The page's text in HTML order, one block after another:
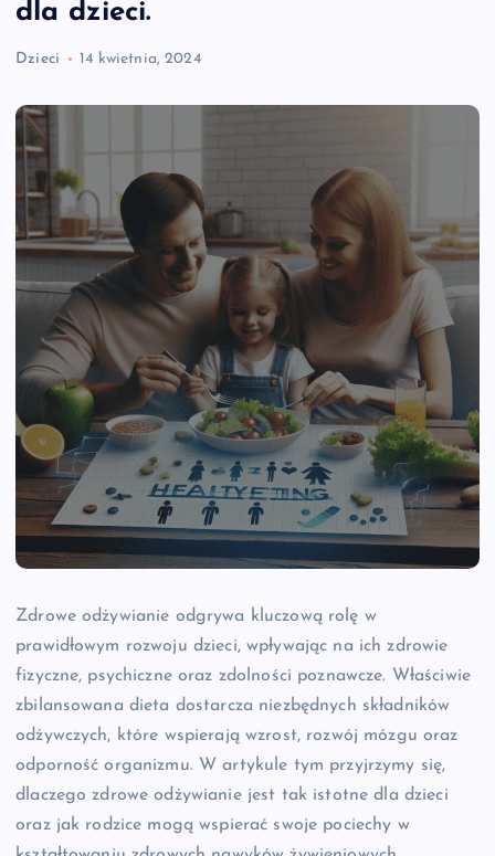
dla dzieci.
Dzieci 14 kwietnia, 2024
Zdrowe odżywianie odgrywa kluczową rolę w
prawidłowym rozwoju dzieci, wpływając na ich zdrowie
fizyczne, psychiczne oraz zdolności poznawcze. Właściwie
zbilansowana dieta dostarcza niezbędnych składników
odżywczych, które wspierają wzrost, rozwój mózgu oraz
odporność organizmu. W artykule tym przyjrzymy się,
dlaczego zdrowe odżywianie jest tak istotne dla dzieci
oraz jak rodzice mogą wspierać swoje pociechy w